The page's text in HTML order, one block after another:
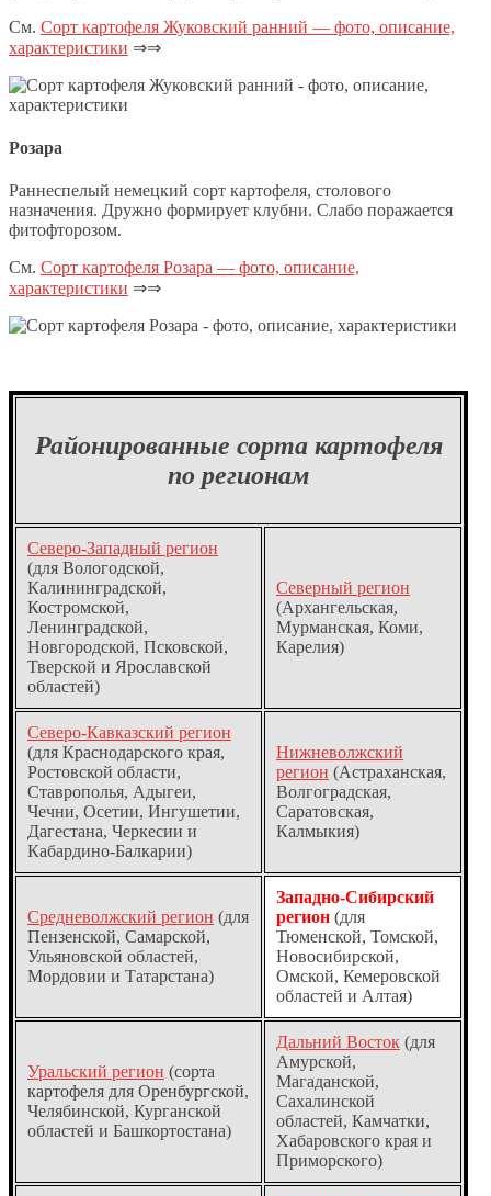
См. Сорт картофеля Жуковский ранний — фото, описание,
характеристики ⇒⇒
Розара
Раннеспелый немецкий сорт картофеля, столового
назначения. Дружно формирует клубни. Слабо поражается
фитофторозом.
См. Сорт картофеля Розара — фото, описание,
характеристики ⇒⇒
Районированные сорта картофеля
по регионам
Северо-Западный регион
(для Вологодской,
Калининградской,
Костромской,
Ленинградской,
Новгородской, Псковской,
Тверской и Ярославской
областей)
Северный регион
(Архангельская,
Мурманская, Коми,
Карелия)
Северо-Кавказский регион
(для Краснодарского края,
Ростовской области,
Ставрополья, Адыгеи,
Чечни, Осетии, Ингушетии,
Дагестана, Черкесии и
Кабардино-Балкарии)
Нижневолжский
регион (Астраханская,
Волгоградская,
Саратовская,
Калмыкия)
Средневолжский регион (для
Пензенской, Самарской,
Ульяновской областей,
Мордовии и Татарстана)
Западно-Сибирский
регион(для
Тюменской, Томской,
Новосибирской,
Омской, Кемеровской
областей и Алтая)
Уральский регион (сорта
картофеля для Оренбургской,
Челябинской, Курганской
областей и Башкортостана)
Дальний Восток (для
Амурской,
Магаданской,
Сахалинской
областей, Камчатки,
Хабаровского края и
Приморского)